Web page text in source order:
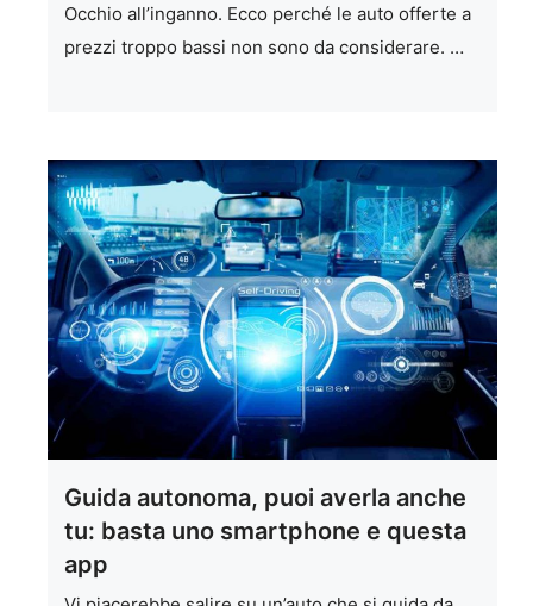
Occhio all’inganno. Ecco perché le auto offerte a
prezzi troppo bassi non sono da considerare. …
Guida autonoma, puoi averla anche
tu: basta uno smartphone e questa
app